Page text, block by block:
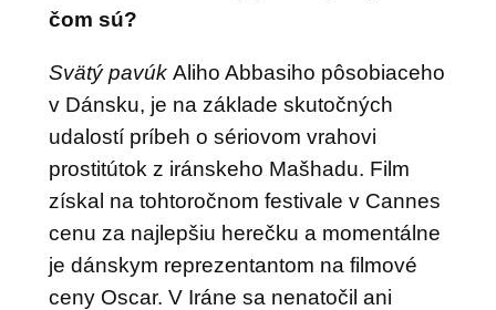
čom sú?
Svätý pavúk Aliho Abbasiho pôsobiaceho
v Dánsku, je na základe skutočných
udalostí príbeh o sériovom vrahovi
prostitútok z iránskeho Mašhadu. Film
získal na tohtoročnom festivale v Cannes
cenu za najlepšiu herečku a momentálne
je dánskym reprezentantom na filmové
ceny Oscar. V Iráne sa nenatočil ani